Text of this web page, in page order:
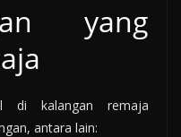
yang
di kalangan remaja
antara lain: